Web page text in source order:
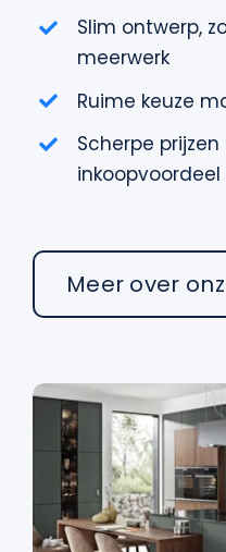
Slim ontwerp,
meerwerk
Ruime keuze
Scherpe
inkoopvoordeel
Meer over